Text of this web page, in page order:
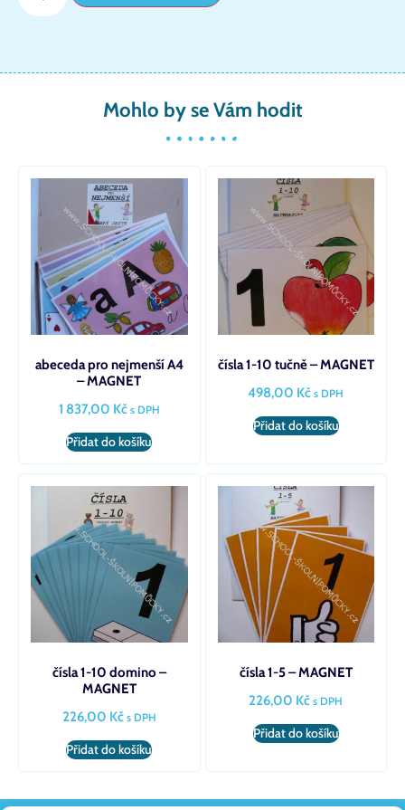
Mohlo by se Vám hodit
abeceda pro nejmenší A4
– MAGNET
1 837,00 Kč s DPH
Přidat do košíku
čísla 1-10 tučně – MAGNET
498,00 Kč s DPH
Přidat do košíku
čísla 1-10 domino –
MAGNET
226,00 Kč s DPH
Přidat do košíku
čísla 1-5 – MAGNET
226,00 Kč s DPH
Přidat do košíku